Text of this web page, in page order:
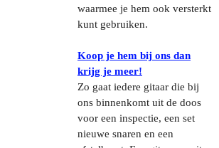
waarmee je hem ook versterkt
kunt gebruiken.
Koop je hem bij ons dan
krijg je meer!
Zo gaat iedere gitaar die bij
ons binnenkomt uit de doos
voor een inspectie, een set
nieuwe snaren en een